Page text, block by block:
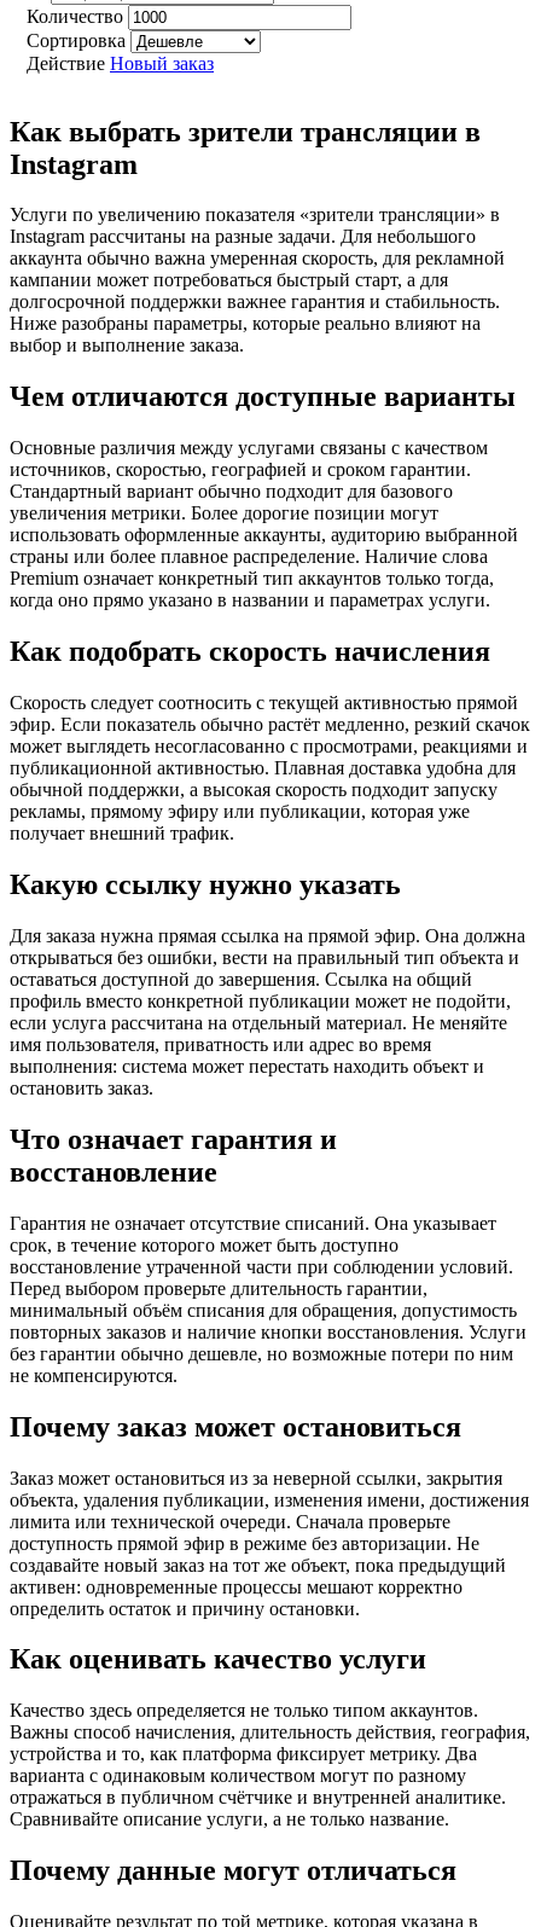
Количество
Сортировка
Действие Новый заказ
Как выбрать зрители трансляции в
Instagram
Услуги по увеличению показателя «зрители трансляции» в
Instagram рассчитаны на разные задачи. Для небольшого
аккаунта обычно важна умеренная скорость, для рекламной
кампании может потребоваться быстрый старт, а для
долгосрочной поддержки важнее гарантия и стабильность.
Ниже разобраны параметры, которые реально влияют на
выбор и выполнение заказа.
Чем отличаются доступные варианты
Основные различия между услугами связаны с качеством
источников, скоростью, географией и сроком гарантии.
Стандартный вариант обычно подходит для базового
увеличения метрики. Более дорогие позиции могут
использовать оформленные аккаунты, аудиторию выбранной
страны или более плавное распределение. Наличие слова
Premium означает конкретный тип аккаунтов только тогда,
когда оно прямо указано в названии и параметрах услуги.
Как подобрать скорость начисления
Скорость следует соотносить с текущей активностью прямой
эфир. Если показатель обычно растёт медленно, резкий скачок
может выглядеть несогласованно с просмотрами, реакциями и
публикационной активностью. Плавная доставка удобна для
обычной поддержки, а высокая скорость подходит запуску
рекламы, прямому эфиру или публикации, которая уже
получает внешний трафик.
Какую ссылку нужно указать
Для заказа нужна прямая ссылка на прямой эфир. Она должна
открываться без ошибки, вести на правильный тип объекта и
оставаться доступной до завершения. Ссылка на общий
профиль вместо конкретной публикации может не подойти,
если услуга рассчитана на отдельный материал. Не меняйте
имя пользователя, приватность или адрес во время
выполнения: система может перестать находить объект и
остановить заказ.
Что означает гарантия и
восстановление
Гарантия не означает отсутствие списаний. Она указывает
срок, в течение которого может быть доступно
восстановление утраченной части при соблюдении условий.
Перед выбором проверьте длительность гарантии,
минимальный объём списания для обращения, допустимость
повторных заказов и наличие кнопки восстановления. Услуги
без гарантии обычно дешевле, но возможные потери по ним
не компенсируются.
Почему заказ может остановиться
Заказ может остановиться из за неверной ссылки, закрытия
объекта, удаления публикации, изменения имени, достижения
лимита или технической очереди. Сначала проверьте
доступность прямой эфир в режиме без авторизации. Не
создавайте новый заказ на тот же объект, пока предыдущий
активен: одновременные процессы мешают корректно
определить остаток и причину остановки.
Как оценивать качество услуги
Качество здесь определяется не только типом аккаунтов.
Важны способ начисления, длительность действия, география,
устройства и то, как платформа фиксирует метрику. Два
варианта с одинаковым количеством могут по разному
отражаться в публичном счётчике и внутренней аналитике.
Сравнивайте описание услуги, а не только название.
Почему данные могут отличаться
Оценивайте результат по той метрике, которая указана в